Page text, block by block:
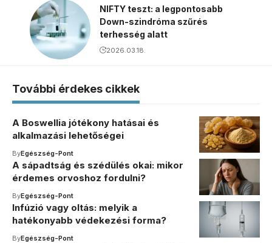
NIFTY teszt: a legpontosabb
Down-szindróma szűrés
terhesség alatt
2026.03.18.
További érdekes cikkek
A Boswellia jótékony hatásai és
alkalmazási lehetőségei
ByEgészség-Pont
A sápadtság és szédülés okai: mikor
érdemes orvoshoz fordulni?
ByEgészség-Pont
Infúzió vagy oltás: melyik a
hatékonyabb védekezési forma?
ByEgészség-Pont